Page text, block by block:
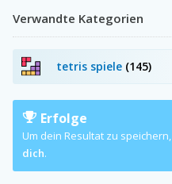
Verwandte Kategorien
tetris spiele (145)
Erfolge
Um dein Resultat zu speichern,
dich.